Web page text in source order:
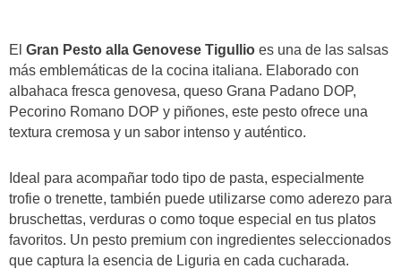
El Gran Pesto alla Genovese Tigullio es una de las salsas
más emblemáticas de la cocina italiana. Elaborado con
albahaca fresca genovesa, queso Grana Padano DOP,
Pecorino Romano DOP y piñones, este pesto ofrece una
textura cremosa y un sabor intenso y auténtico.
Ideal para acompañar todo tipo de pasta, especialmente
trofie o trenette, también puede utilizarse como aderezo para
bruschettas, verduras o como toque especial en tus platos
favoritos. Un pesto premium con ingredientes seleccionados
que captura la esencia de Liguria en cada cucharada.